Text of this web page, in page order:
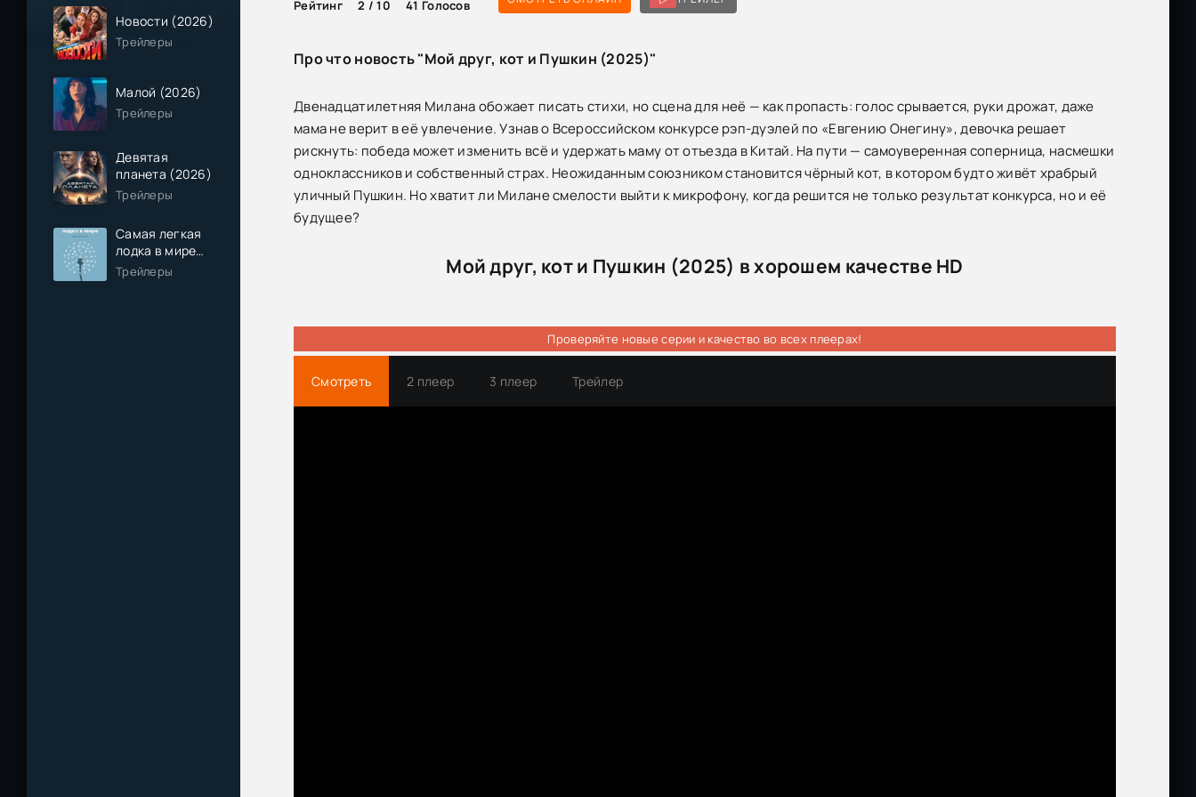
Новости (2026)
Трейлеры
Малой (2026)
Трейлеры
Девятая
планета (2026)
Трейлеры
Самая легкая
лодка в мире
(2026)
Трейлеры
Рейтинг 2 / 10 41 Голосов
Про что новость "Мой друг, кот и Пушкин (2025)"
Двенадцатилетняя Милана обожает писать стихи, но сцена для неё — как пропасть: голос срывается, руки дрожат, даже
мама не верит в её увлечение. Узнав о Всероссийском конкурсе рэп-дуэлей по «Евгению Онегину», девочка решает
рискнуть: победа может изменить всё и удержать маму от отъезда в Китай. На пути — самоуверенная соперница, насмешки
одноклассников и собственный страх. Неожиданным союзником становится чёрный кот, в котором будто живёт храбрый
уличный Пушкин. Но хватит ли Милане смелости выйти к микрофону, когда решится не только результат конкурса, но и её
будущее?
Мой друг, кот и Пушкин (2025) в хорошем качестве HD
Проверяйте новые серии и качество во всех плеерах!
Смотреть 2 плеер 3 плеер Трейлер